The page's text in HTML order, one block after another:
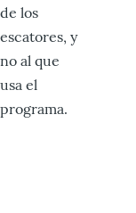
de los
escatores, y
no al que
usa el
programa.